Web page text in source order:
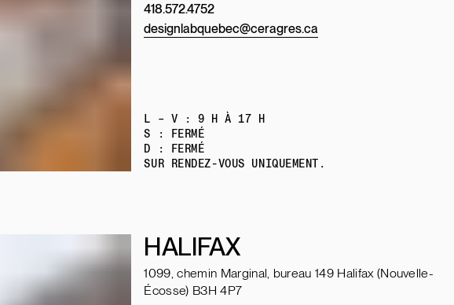
418.572.4752
designlabquebec@ceragres.ca
L – V : 9 H À 17 H
S : FERMÉ
D : FERMÉ
SUR RENDEZ-VOUS UNIQUEMENT.
HALIFAX
1099, chemin Marginal, bureau 149 Halifax (Nouvelle-
Écosse) B3H 4P7